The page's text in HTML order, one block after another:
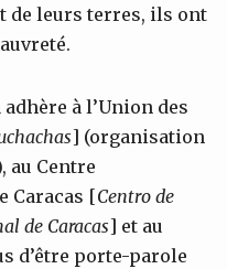
de leurs terres, ils ont
à l’Union des
] (organisation
au Centre
Caracas [Centro de
de Caracas] et au
d’être porte-parole